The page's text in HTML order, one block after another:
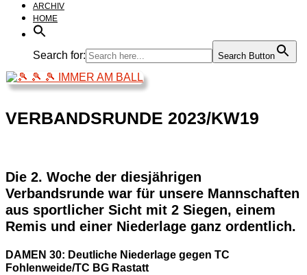
ARCHIV
HOME
Search for: Search Button
VERBANDSRUNDE 2023/KW19
Die 2. Woche der diesjährigen
Verbandsrunde war für unsere Mannschaften
aus sportlicher Sicht mit 2 Siegen, einem
Remis und einer Niederlage ganz ordentlich.
DAMEN 30: Deutliche Niederlage gegen TC
Fohlenweide/TC BG Rastatt